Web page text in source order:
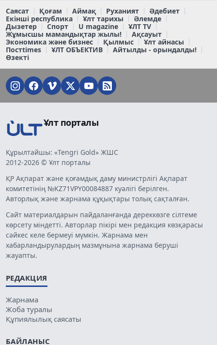
Саясат Қоғам Аймақ Руханият
Әдебиет
Екінші республика
Ұлт тарихы
Әлемде
Дызетер
Спорт U magazine
ҰЛТ TV
Жұмысшы мамандықтар жылы!
Ақсауыт
Экономика және бизнес
Қылмыс
Ұлт айнасы
Постtimes
ҰЛТ ОБЪЕКТИВ
Айтылды - орындалды!
Өзекті
Ұлт порталы
Құрылтайшы: «Tengri Gold» ЖШС
2012-2026 © Ұлт порталы
ҚР Ақпарат және қоғамдық даму министрлігі Ақпарат
комитетінің №KZ71VPY00084887 куәлігі берілген.
Авторлық және жарнама құқықтары толық сақталған.
Сайт материалдарын пайдаланғанда дереккөзге сілтеме
көрсету міндетті. Авторлар пікірі мен редакция көзқарасы
сәйкес келе бермеуі мүмкін. Жарнама мен
хабарландырулардың мазмұнына жарнама беруші
жауапты.
РЕДАКЦИЯ
Жарнама
Жоба туралы
Құпиялылық саясаты
БАЙЛАНЫС